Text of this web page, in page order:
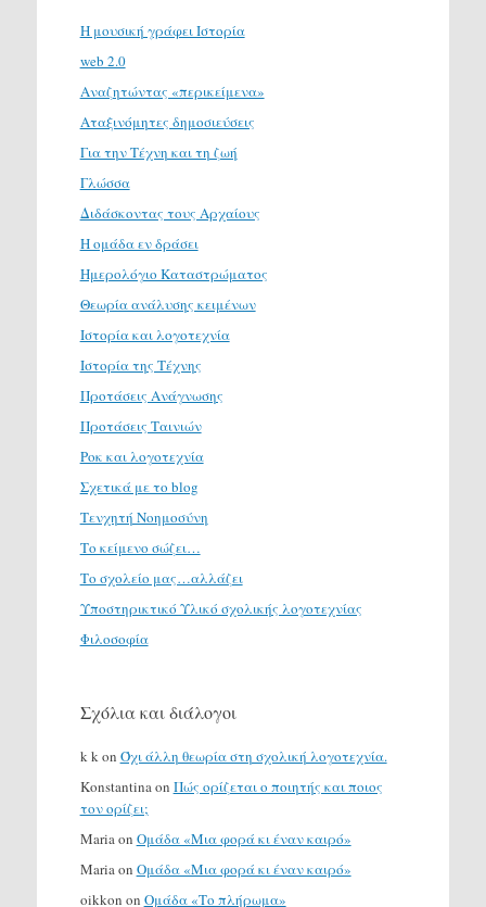
H μουσική γράφει Ιστορία
web 2.0
Αναζητώντας «περικείμενα»
Αταξινόμητες δημοσιεύσεις
Για την Τέχνη και τη ζωή
Γλώσσα
Διδάσκοντας τους Αρχαίους
Η ομάδα εν δράσει
Ημερολόγιο Καταστρώματος
Θεωρία ανάλυσης κειμένων
Ιστορία και λογοτεχνία
Ιστορία της Τέχνης
Προτάσεις Ανάγνωσης
Προτάσεις Ταινιών
Ροκ και λογοτεχνία
Σχετικά με το blog
Τενχητή Νοημοσύνη
Το κείμενο σώζει…
Το σχολείο μας…αλλάζει
Υποστηρικτικό Υλικό σχολικής λογοτεχνίας
Φιλοσοφία
Σχόλια και διάλογοι
k kon Όχι άλλη θεωρία στη σχολική λογοτεχνία.
Konstantinaon Πώς ορίζεται ο ποιητής και ποιος
τον ορίζει;
Mariaon Ομάδα «Μια φορά κι έναν καιρό»
Mariaon Ομάδα «Μια φορά κι έναν καιρό»
oikkon on Ομάδα «Το πλήρωμα»